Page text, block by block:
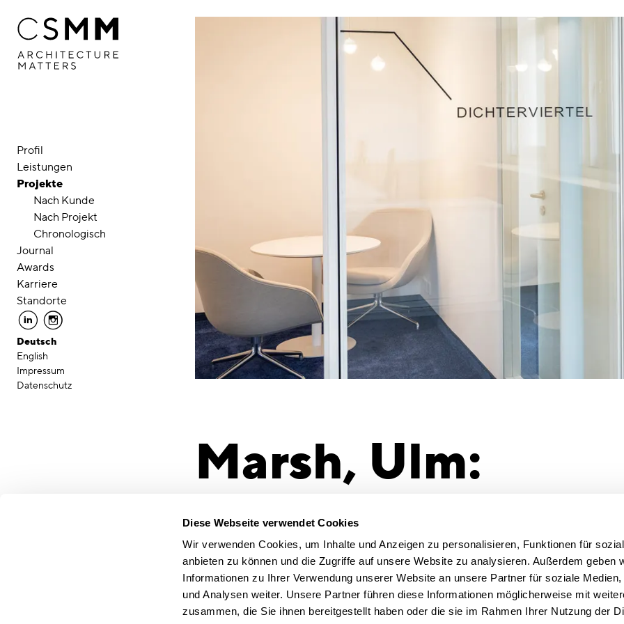
Diese Webseite verwendet Cookies
Wir verwenden Cookies, um Inhalte und Anzeigen zu personalisieren, Funktionen für
anbieten zu können und die Zugriffe auf unsere Website zu analysieren. Außerdem geben
Informationen zu Ihrer Verwendung unserer Website an unsere Partner für soziale Medien,
und Analysen weiter. Unsere Partner führen diese Informationen möglicherweise mit
zusammen, die Sie ihnen bereitgestellt haben oder die sie im Rahmen Ihrer Nutzung der
Profil
Leistungen
Projekte
Nach Kunde
Nach Projekt
Chronologisch
Journal
Awards
Karriere
Standorte
linkedin instagram
Deutsch
English
Impressum
Datenschutz
Marsh, Ulm:
Raumkonzept &
Auftraggeber
Marsh GmbH
Ort
Ulm
Fläche
343 qm
16